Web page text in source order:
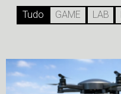
Tudo GAME LAB